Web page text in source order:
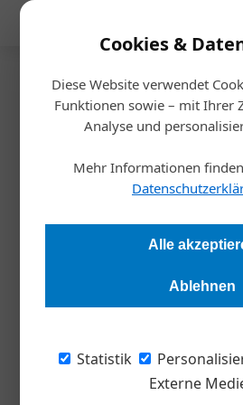
Cookies &
Diese Website verwendet
Funktionen sowie – mit Ihrer
Analyse und
Mehr Informationen
Alle
Ablehnen
Statistik
Externe
Startseite/
EU-
Unternehmen
Nur jedes fünfte Unternehmen in
seinen Mitarbeitenden einen leichten